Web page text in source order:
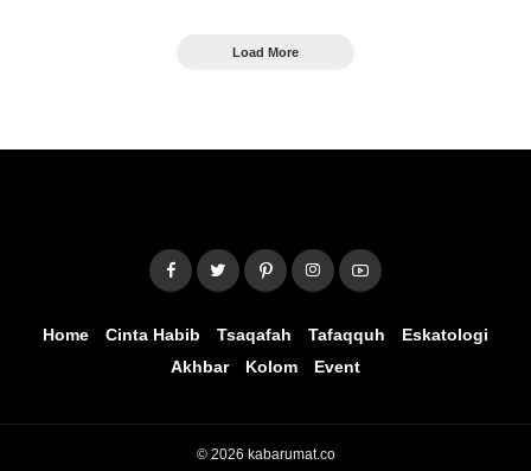
Load More
Home Cinta Habib Tsaqafah Tafaqquh
Eskatologi
Akhbar
Kolom Event
© 2026 kabarumat.co